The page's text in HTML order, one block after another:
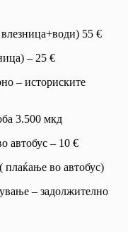
55 €
– 25 €
– историските
3.500 мкд
– 10 €
во автобус)
– задолжително